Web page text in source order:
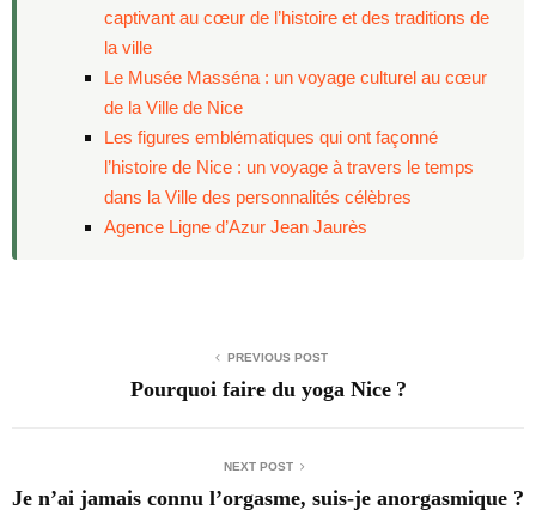
captivant au cœur de l’histoire et des traditions de
la ville
Le Musée Masséna : un voyage culturel au cœur
de la Ville de Nice
Les figures emblématiques qui ont façonné
l’histoire de Nice : un voyage à travers le temps
dans la Ville des personnalités célèbres
Agence Ligne d’Azur Jean Jaurès
PREVIOUS POST
Pourquoi faire du yoga Nice ?
NEXT POST
Je n’ai jamais connu l’orgasme, suis-je anorgasmique ?